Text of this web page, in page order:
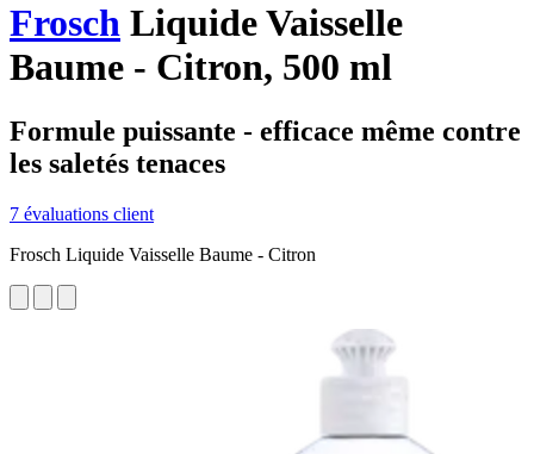
Frosch Liquide Vaisselle
Baume - Citron, 500 ml
Formule puissante - efficace même contre
les saletés tenaces
7 évaluations client
Frosch Liquide Vaisselle Baume - Citron